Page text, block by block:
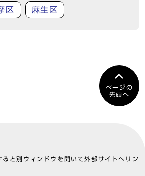
区 麻生区
ページの
先頭へ
と別ウィンドウを開いて外部サイトへリン